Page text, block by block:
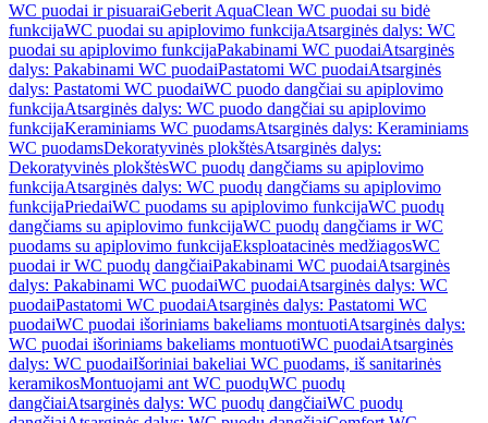
WC puodai ir pisuaraiGeberit AquaClean WC puodai su bidė
funkcijaWC puodai su apiplovimo funkcijaAtsarginės dalys: WC
puodai su apiplovimo funkcijaPakabinami WC puodaiAtsarginės
dalys: Pakabinami WC puodaiPastatomi WC puodaiAtsarginės
dalys: Pastatomi WC puodaiWC puodo dangčiai su apiplovimo
funkcijaAtsarginės dalys: WC puodo dangčiai su apiplovimo
funkcijaKeraminiams WC puodamsAtsarginės dalys: Keraminiams
WC puodamsDekoratyvinės plokštėsAtsarginės dalys:
Dekoratyvinės plokštėsWC puodų dangčiams su apiplovimo
funkcijaAtsarginės dalys: WC puodų dangčiams su apiplovimo
funkcijaPriedaiWC puodams su apiplovimo funkcijaWC puodų
dangčiams su apiplovimo funkcijaWC puodų dangčiams ir WC
puodams su apiplovimo funkcijaEksploatacinės medžiagosWC
puodai ir WC puodų dangčiaiPakabinami WC puodaiAtsarginės
dalys: Pakabinami WC puodaiWC puodaiAtsarginės dalys: WC
puodaiPastatomi WC puodaiAtsarginės dalys: Pastatomi WC
puodaiWC puodai išoriniams bakeliams montuotiAtsarginės dalys:
WC puodai išoriniams bakeliams montuotiWC puodaiAtsarginės
dalys: WC puodaiIšoriniai bakeliai WC puodams, iš sanitarinės
keramikosMontuojami ant WC puodųWC puodų
dangčiaiAtsarginės dalys: WC puodų dangčiaiWC puodų